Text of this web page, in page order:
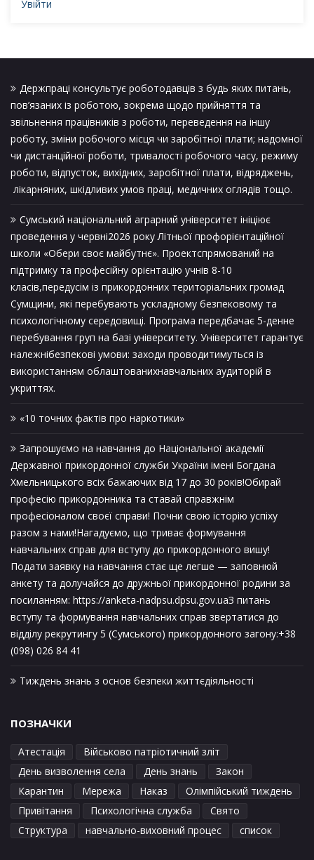
Увійти
Держпраці консультує роботодавців з будь яких питань,
пов’язаних із роботою, зокрема щодо прийняття та
звільнення працівників з роботи, переведення на іншу
роботу, зміни робочого місця чи заробітної плати; надомної
чи дистанційної роботи, тривалості робочого часу, режиму
роботи, відпусток, вихідних, заробітної плати, відряджень,
лікарняних, шкідливих умов праці, медичних оглядів тощо.
Сумський національний аграрний університет ініціює
проведення у червні2026 року Літньої профорієнтаційної
школи «Обери своє майбутнє». Проектспрямований на
підтримку та професійну орієнтацію учнів 8-10
класів,передусім із прикордонних територіальних громад
Сумщини, які перебувають ускладному безпековому та
психологічному середовищі. Програма передбачає 5-денне
перебування груп на базі університету. Університет гарантує
належнібезпекові умови: заходи проводитимуться із
використанням облаштованихнавчальних аудиторій в
укриттях.
«10 точних фактів про наркотики»
Запрошуємо на навчання до Національної академії
Державної прикордонної служби України імені Богдана
Хмельницького всіх бажаючих від 17 до 30 років!Обирай
професію прикордонника та ставай справжнім
професіоналом своєї справи! Почни свою історію успіху
разом з нами!Нагадуємо, що триває формування
навчальних справ для вступу до прикордонного вишу!
Подати заявку на навчання стає ще легше — заповнюй
анкету та долучайся до дружньої прикордонної родини за
посиланням: https://anketa-nadpsu.dpsu.gov.uaЗ питань
вступу та формування навчальних справ звертатися до
відділу рекрутингу 5 (Сумського) прикордонного загону:+38
(098) 026 84 41
Тиждень знань з основ безпеки життєдіяльності
ПОЗНАЧКИ
Атестація
Військово патріотичний зліт
День визволення села
День знань
Закон
Карантин
Мережа Наказ
Олімпійський тиждень
Привітання
Психологічна служба
Свято
Структура
навчально-виховний процес список